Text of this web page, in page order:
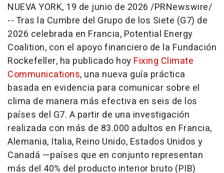
NUEVA YORK, 19 de junio de 2026 /PRNewswire/
-- Tras la Cumbre del Grupo de los Siete (G7) de
2026 celebrada en Francia, Potential Energy
Coalition, con el apoyo financiero de la Fundación
Rockefeller, ha publicado hoy Fixing Climate
Communications, una nueva guía práctica
basada en evidencia para comunicar sobre el
clima de manera más efectiva en seis de los
países del G7. A partir de una investigación
realizada con más de 83.000 adultos en Francia,
Alemania, Italia, Reino Unido, Estados Unidos y
Canadá —países que en conjunto representan
más del 40% del producto interior bruto (PIB)